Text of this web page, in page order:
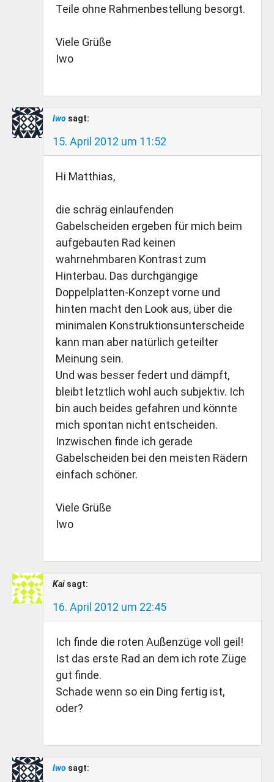
Teile ohne Rahmenbestellung besorgt.
Viele Grüße
Iwo
Iwo sagt:
15. April 2012 um 11:52
Hi Matthias,
die schräg einlaufenden
Gabelscheiden ergeben für mich beim
aufgebauten Rad keinen
wahrnehmbaren Kontrast zum
Hinterbau. Das durchgängige
Doppelplatten-Konzept vorne und
hinten macht den Look aus, über die
minimalen Konstruktionsunterscheide
kann man aber natürlich geteilter
Meinung sein.
Und was besser federt und dämpft,
bleibt letztlich wohl auch subjektiv. Ich
bin auch beides gefahren und könnte
mich spontan nicht entscheiden.
Inzwischen finde ich gerade
Gabelscheiden bei den meisten Rädern
einfach schöner.
Viele Grüße
Iwo
Kai sagt:
16. April 2012 um 22:45
Ich finde die roten Außenzüge voll geil!
Ist das erste Rad an dem ich rote Züge
gut finde.
Schade wenn so ein Ding fertig ist,
oder?
Iwo sagt: